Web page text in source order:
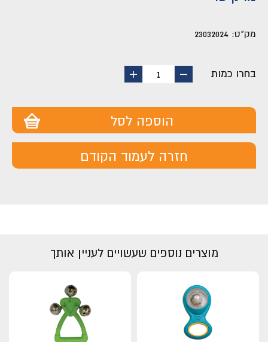
מק"ט: 23032024
בחרו כמות
החסר
1
הוסף
הוספה לסל
חזרה לעמוד הקודם
מוצרים נוספים שעשויים לעניין אותך